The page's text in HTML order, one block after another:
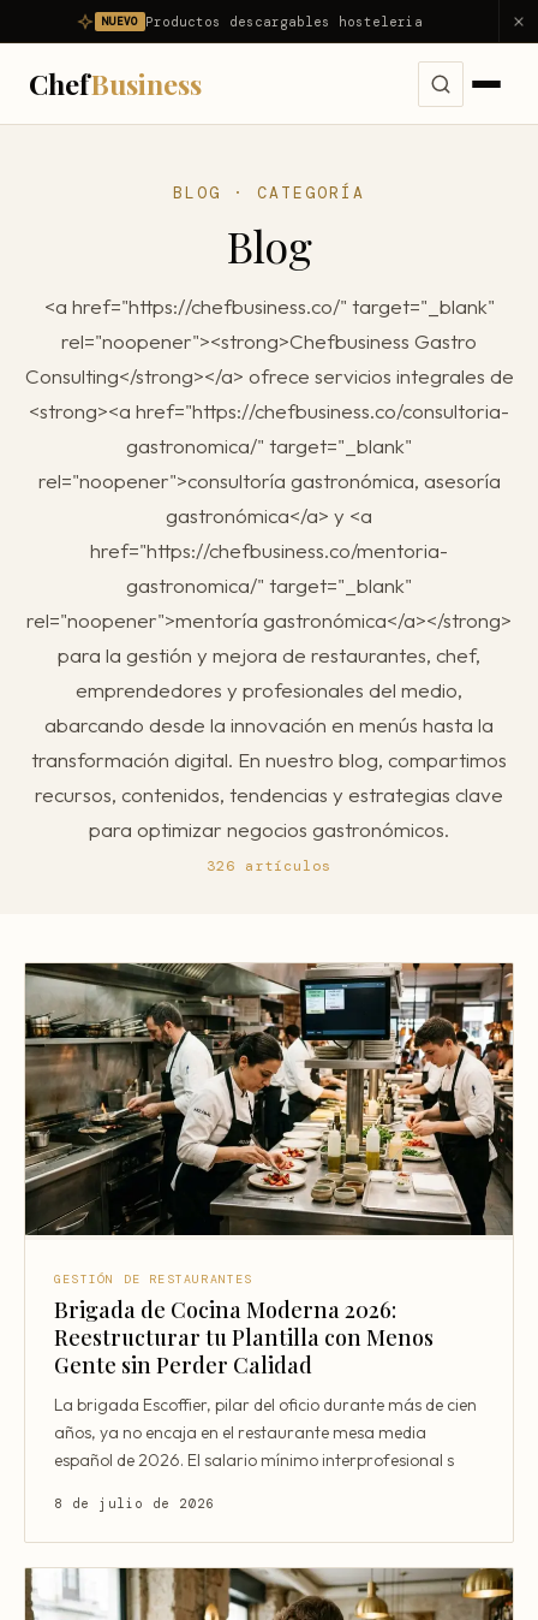
NUEVO Productos descargables hosteleria
ChefBusiness
Ver todos los servicios →
Dirección Gastronómica Outsourcing
Asesor Gastronómico
Consultor de Restaurantes
Consultoría Hostelería
Apertura de Restaurantes
Mentoría Gastronómica
Transformación Digital
Arquitectura Gastronómica
Inversores Internacionales
Mi restaurante no es rentable
Mi restaurante pierde dinero
Reducir food cost
Reducir costes
Reducir mermas
Escandallos de restaurante
Ingeniería de menú
Carta rentable
Atraer clientes
Falta de personal
Permisos en Madrid
Licencias Barcelona
Consultoría Barcelona
Por qué fracasan
Traspasar restaurante
Mi restaurante va a cerrar
Diagnóstico
Productos
Nosotros
Resultados
Solicitar diagnóstico
BLOG · CATEGORÍA
Blog
<a href="https://chefbusiness.co/" target="_blank"
rel="noopener"><strong>Chefbusiness Gastro
Consulting</strong></a> ofrece servicios integrales de
<strong><a href="https://chefbusiness.co/consultoria-
gastronomica/" target="_blank"
rel="noopener">consultoría gastronómica, asesoría
gastronómica</a> y <a
href="https://chefbusiness.co/mentoria-
gastronomica/" target="_blank"
rel="noopener">mentoría gastronómica</a></strong>
para la gestión y mejora de restaurantes, chef,
emprendedores y profesionales del medio,
abarcando desde la innovación en menús hasta la
transformación digital. En nuestro blog, compartimos
recursos, contenidos, tendencias y estrategias clave
para optimizar negocios gastronómicos.
326 artículos
GESTIÓN DE RESTAURANTES
Brigada de Cocina Moderna 2026:
Reestructurar tu Plantilla con Menos
Gente sin Perder Calidad
La brigada Escoffier, pilar del oficio durante más de cien
años, ya no encaja en el restaurante mesa media
español de 2026. El salario mínimo interprofesional s
8 de julio de 2026